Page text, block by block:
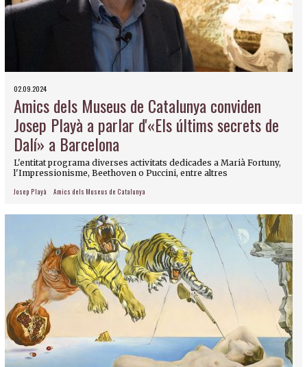
02.09.2024
Amics dels Museus de Catalunya conviden
Josep Playà a parlar d'«Els últims secrets de
Dalí» a Barcelona
L'entitat programa diverses activitats dedicades a Marià Fortuny,
l'Impressionisme, Beethoven o Puccini, entre altres
Josep Playà Amics dels Museus de Catalunya